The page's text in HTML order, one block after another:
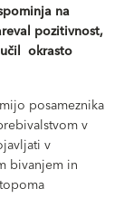
na
pozitivnost,
okrasto
posameznika
v
v
bivanjem in